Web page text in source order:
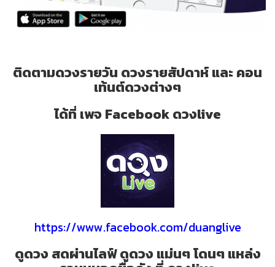
ติดตามดวงรายวัน ดวงรายสัปดาห์ และ คอน
เท้นต์ดวงต่างๆ
ได้ที่ เพจ Facebook ดวงlive
https://www.facebook.com/duanglive
ดูดวง สดผ่านไลฟ์ ดูดวง แม่นๆ โดนๆ แหล่ง